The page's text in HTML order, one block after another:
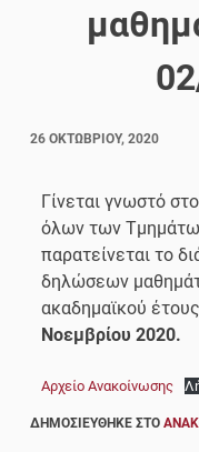
26 ΟΚΤΩΒΡΊΟΥ, 2020
Γίνεται γνωστό
όλων των
παρατείνεται το
δηλώσεων
ακαδημαϊκού
Νοεμβρίου 2020.
Αρχείο Ανακοίνωσης
ΔΗΜΟΣΙΕΎΘΗΚΕ ΣΤΟ